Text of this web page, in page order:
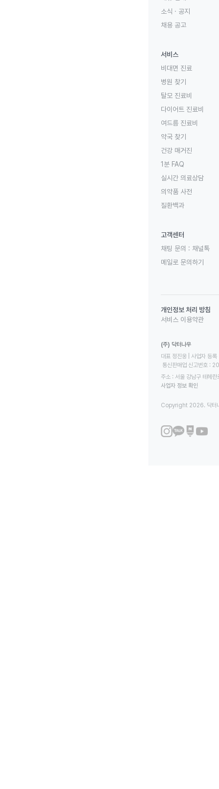
소식 · 공지
채용 공고
서비스
비대면 진료
병원 찾기
탈모 진료비
다이어트 진료비
여드름 진료비
약국 찾기
건강 매거진
1분 FAQ
실시간 의료상담
의약품 사전
질환백과
고객센터
채팅 문의 : 채널톡
메일로 문의하기
개인정보 처리 방침
서비스 이용약관
(주) 닥터나우
대표 정진웅 | 사업자
통신판매업 신고번호
주소 : 서울 강남구 테헤
사업자 정보 확인
Copyright 2026. 닥터